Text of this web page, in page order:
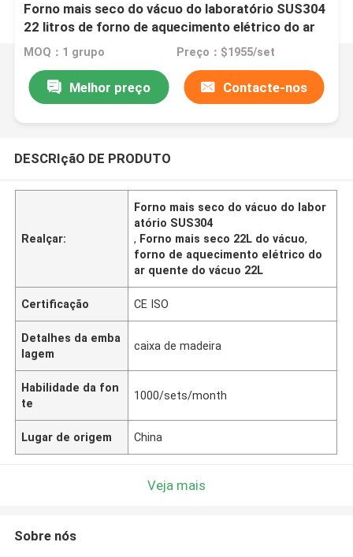
Forno mais seco do vácuo do laboratório SUS304
22 litros de forno de aquecimento elétrico do ar
quente do vácuo
MOQ：1 grupo Preço：$1955/set
Melhor preço Contacte-nos
DESCRIçãO DE PRODUTO
Realçar:
Forno mais seco do vácuo do labor
atório SUS304
, Forno mais seco 22L do vácuo,
forno de aquecimento elétrico do
ar quente do vácuo 22L
Certificação CE ISO
Detalhes da emba
lagem
caixa de madeira
Habilidade da fon
te
1000/sets/month
Lugar de origem China
Veja mais
Sobre nós